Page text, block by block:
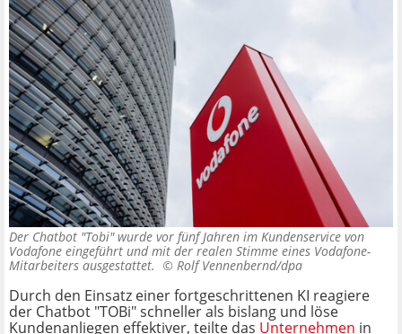
Der Chatbot "Tobi" wurde vor fünf Jahren im Kundenservice von
Vodafone eingeführt und mit der realen Stimme eines Vodafone-
Mitarbeiters ausgestattet. © Rolf Vennenbernd/dpa
Durch den Einsatz einer fortgeschrittenen KI reagiere
der Chatbot "TOBi" schneller als bislang und löse
Kundenanliegen effektiver, teilte das Unternehmen in